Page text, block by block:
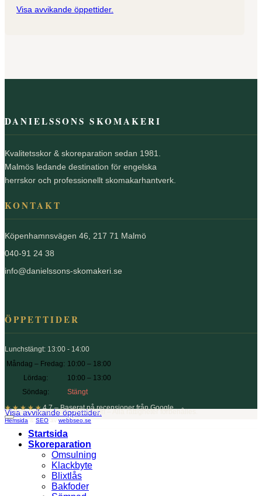
Visa avvikande öppettider.
DANIELSSONS SKOMAKERI
Kvalitetsskor & skoreparation sedan 1981.
Malmös ledande destination för engelska
herrskor och professionellt skomakarhantverk.
KONTAKT
Köpenhamnsvägen 46, 217 71 Malmö
040-91 24 38
info@danielssons-skomakeri.se
ÖPPETTIDER
Lunchstängt: 13:00 - 14:00
Måndag – Fredag: 10:00 – 18:00
Lördag:
10:00 – 13:00
Söndag:
Stängt
Visa avvikande öppettider.
© 2026 Danielssons Skomakeri – Alla rättigheter förbehålles.
Hemsida & SEO av webbseo.se
★★★★★4.7 – Baserat på recensioner från Google
Startsida
Skoreparation
Omsulning
Klackbyte
Blixtlås
Bakfoder